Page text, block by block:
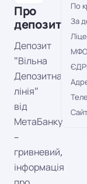
Про
депозит
Депозит
"Вільна
Депозитна
лінія"
від
МетаБанку
–
гривневий,
інформація
По
За
МФО